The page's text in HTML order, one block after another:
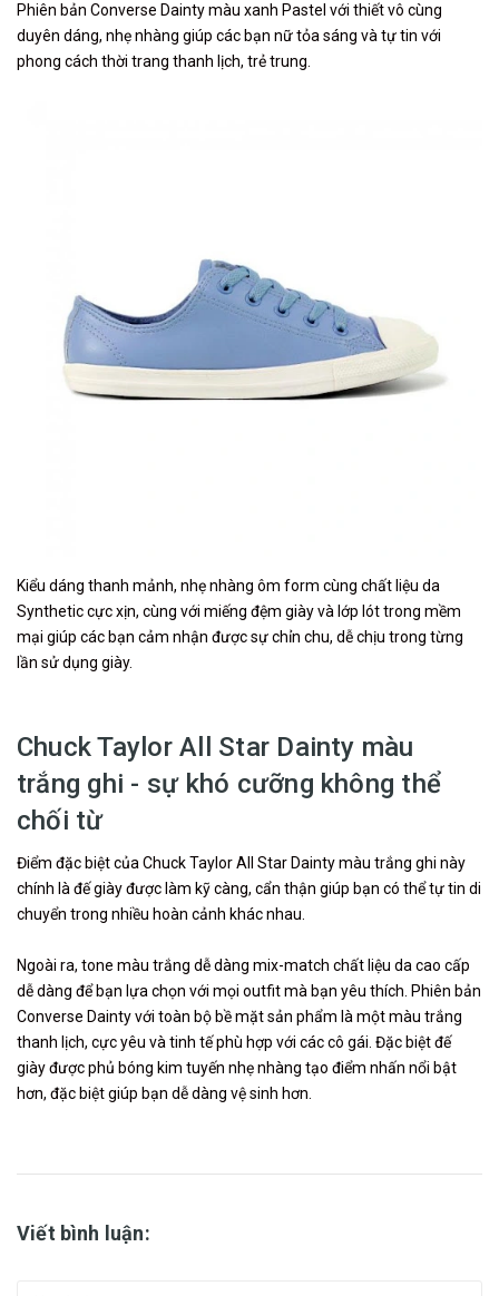
Phiên bản Converse Dainty màu xanh Pastel với thiết vô cùng
duyên dáng, nhẹ nhàng giúp các bạn nữ tỏa sáng và tự tin với
phong cách thời trang thanh lịch, trẻ trung.
Kiểu dáng thanh mảnh, nhẹ nhàng ôm form cùng chất liệu da
Synthetic cực xịn, cùng với miếng đệm giày và lớp lót trong mềm
mại giúp các bạn cảm nhận được sự chỉn chu, dễ chịu trong từng
lần sử dụng giày.
Chuck Taylor All Star Dainty màu
trắng ghi - sự khó cưỡng không thể
chối từ
Điểm đặc biệt của Chuck Taylor All Star Dainty màu trắng ghi này
chính là đế giày được làm kỹ càng, cẩn thận giúp bạn có thể tự tin di
chuyển trong nhiều hoàn cảnh khác nhau.
Ngoài ra, tone màu trắng dễ dàng mix-match chất liệu da cao cấp
dễ dàng để bạn lựa chọn với mọi outfit mà bạn yêu thích. Phiên bản
Converse Dainty với toàn bộ bề mặt sản phẩm là một màu trắng
thanh lịch, cực yêu và tinh tế phù hợp với các cô gái. Đặc biệt đế
giày được phủ bóng kim tuyến nhẹ nhàng tạo điểm nhấn nổi bật
hơn, đặc biệt giúp bạn dễ dàng vệ sinh hơn.
Viết bình luận: